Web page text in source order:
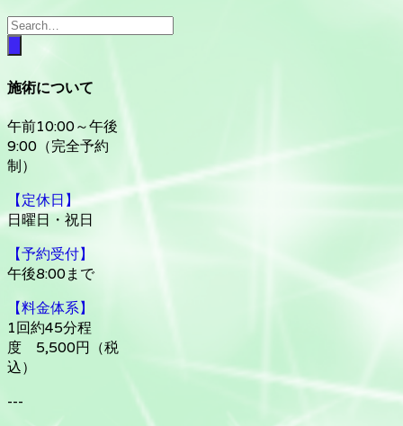
施術について
午前10:00～午後
9:00（完全予約
制）
【定休日】
日曜日・祝日
【予約受付】
午後8:00まで
【料金体系】
1回約45分程
度 5,500円（税
込）
---